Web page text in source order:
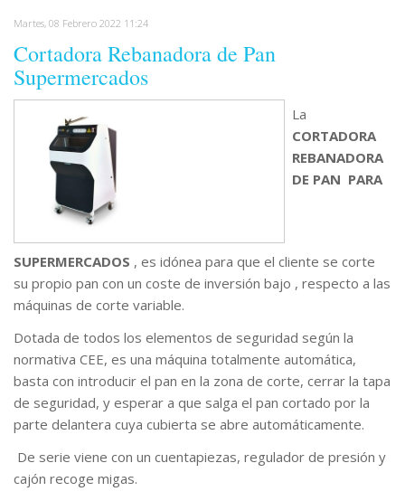
Martes, 08 Febrero 2022 11:24
Cortadora Rebanadora de Pan
Supermercados
La
CORTADORA
REBANADORA
DE PAN PARA
SUPERMERCADOS , es idónea para que el cliente se corte
su propio pan con un coste de inversión bajo , respecto a las
máquinas de corte variable.
Dotada de todos los elementos de seguridad según la
normativa CEE, es una máquina totalmente automática,
basta con introducir el pan en la zona de corte, cerrar la tapa
de seguridad, y esperar a que salga el pan cortado por la
parte delantera cuya cubierta se abre automáticamente.
De serie viene con un cuentapiezas, regulador de presión y
cajón recoge migas.